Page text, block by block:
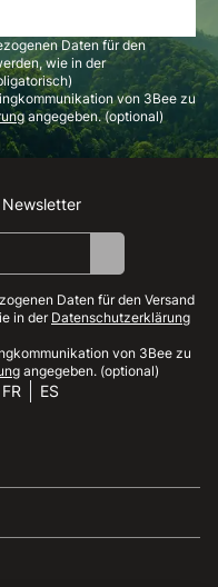
Daten für den
wie in der
von 3Bee zu
angegeben. (optional)
Newsletter
Daten für den Versand
in der Datenschutzerklärung
von 3Bee zu
angegeben. (optional)
FR ES